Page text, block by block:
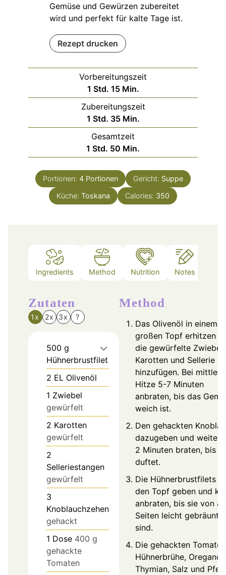
Gemüse und Gewürzen zubereitet
wird und perfekt für kalte Tage ist.
Rezept drucken
Vorbereitungszeit
1 Stunde
Std. 15Minuten
Min.
Zubereitungszeit
1 Stunde
Std. 35Minuten
Min.
Gesamtzeit
1 Stunde
Std. 50 Minuten
Min.
Portionen: 4 Portionen Gericht: Suppe
Küche: Toskana Calories: 350
Ingredients Method Nutrition Notes
Zutaten
1x 2x 3x ?
500 g
Hühnerbrustfilet
2 EL Olivenöl
1 Zwiebel
gewürfelt
2 Karotten
gewürfelt
2
Selleriestangen
gewürfelt
3
Knoblauchzehen
gehackt
1 Dose 400 g
gehackte
Tomaten
Method
Das Olivenöl in einem
großen Topf erhitzen
die gewürfelte Zwiebel,
Karotten und Sellerie
hinzufügen. Bei
Hitze 5-7 Minuten
anbraten, bis das
weich ist.
Den gehackten
dazugeben und
2 Minuten braten, bis er
duftet.
Die Hühnerbrustfilets in
den Topf geben und
anbraten, bis sie von
Seiten leicht gebräunt
sind.
Die gehackten
Hühnerbrühe, Oregano,
Thymian, Salz und